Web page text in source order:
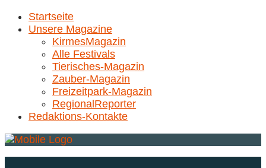
Startseite
Unsere Magazine
KirmesMagazin
Alle Festivals
Tierisches-Magazin
Zauber-Magazin
Freizeitpark-Magazin
RegionalReporter
Redaktions-Kontakte